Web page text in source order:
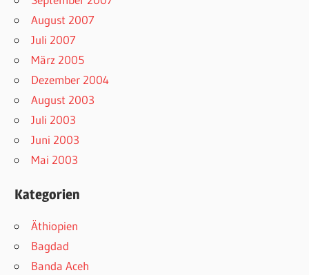
August 2007
Juli 2007
März 2005
Dezember 2004
August 2003
Juli 2003
Juni 2003
Mai 2003
Kategorien
Äthiopien
Bagdad
Banda Aceh